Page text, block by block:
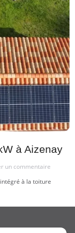
à Aizenay
un commentaire
à la toiture